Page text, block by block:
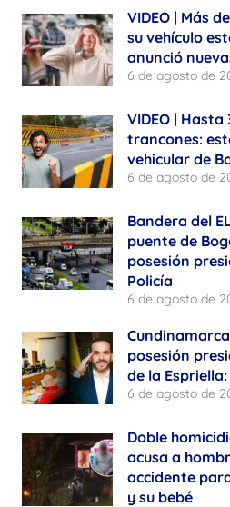
VIDEO | Más
su vehículo
anunció
6 de agosto de
VIDEO |
trancones:
vehicular de
6 de agosto de
Bandera del
puente de
posesión
Policía
6 de agosto de
posesión
de la
6 de agosto de
Doble
acusa a
accidente
y su bebé